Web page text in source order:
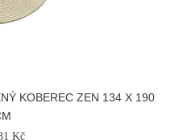
KOBEREC ZEN 134 X 190
Kč